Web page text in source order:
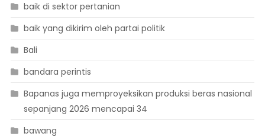
baik di sektor pertanian
baik yang dikirim oleh partai politik
Bali
bandara perintis
Bapanas juga memproyeksikan produksi beras nasional
sepanjang 2026 mencapai 34
bawang